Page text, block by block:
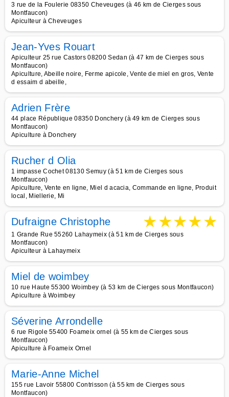
3 rue de la Foulerie 08350 Cheveuges (à 46 km de Cierges sous
Montfaucon)
Apiculteur à Cheveuges
Jean-Yves Rouart
Apiculteur 25 rue Castors 08200 Sedan (à 47 km de Cierges sous
Montfaucon)
Apiculture, Abeille noire, Ferme apicole, Vente de miel en gros, Vente
d essaim d abeille,
Adrien Frère
44 place République 08350 Donchery (à 49 km de Cierges sous
Montfaucon)
Apiculture à Donchery
Rucher d Olia
1 impasse Cochet 08130 Semuy (à 51 km de Cierges sous
Montfaucon)
Apiculture, Vente en ligne, Miel d acacia, Commande en ligne, Produit
local, Miellerie, Mi
Dufraigne Christophe ★★★★★
1 Grande Rue 55260 Lahaymeix (à 51 km de Cierges sous
Montfaucon)
Apiculteur à Lahaymeix
Miel de woimbey
10 rue Haute 55300 Woimbey (à 53 km de Cierges sous Montfaucon)
Apiculture à Woimbey
Séverine Arrondelle
6 rue Rigole 55400 Foameix ornel (à 55 km de Cierges sous
Montfaucon)
Apiculture à Foameix Ornel
Marie-Anne Michel
155 rue Lavoir 55800 Contrisson (à 55 km de Cierges sous
Montfaucon)